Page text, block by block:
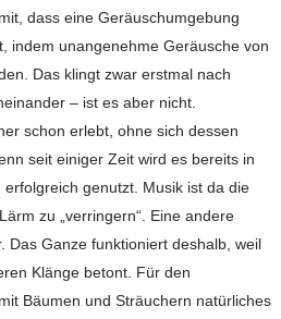
dass eine Geräuschumgebung
indem unangenehme Geräusche von
Das klingt zwar erstmal nach
– ist es aber nicht.
schon erlebt, ohne sich dessen
seit einiger Zeit wird es bereits in
genutzt. Musik ist da die
zu „verringern“. Eine andere
Das Ganze funktioniert deshalb, weil
Klänge betont. Für den
Bäumen und Sträuchern natürliches